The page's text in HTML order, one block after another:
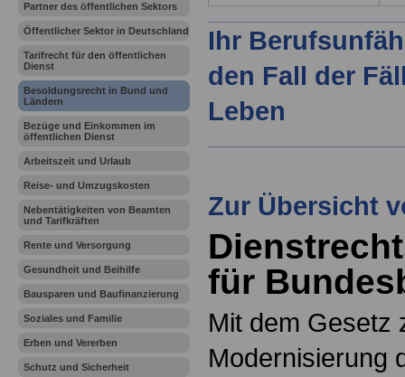
Partner des öffentlichen Sektors
Öffentlicher Sektor in Deutschland
Tarifrecht für den öffentlichen
Dienst
Besoldungsrecht in Bund und
Ländern
Bezüge und Einkommen im
öffentlichen Dienst
Arbeitszeit und Urlaub
Reise- und Umzugskosten
Nebentätigkeiten von Beamten
und Tarifkräften
Rente und Versorgung
Gesundheit und Beihilfe
Bausparen und Baufinanzierung
Soziales und Familie
Erben und Vererben
Schutz und Sicherheit
Ihr
den Fall der
Leben
Zur Übersicht
für
Mit dem Gesetz
Modernisierung